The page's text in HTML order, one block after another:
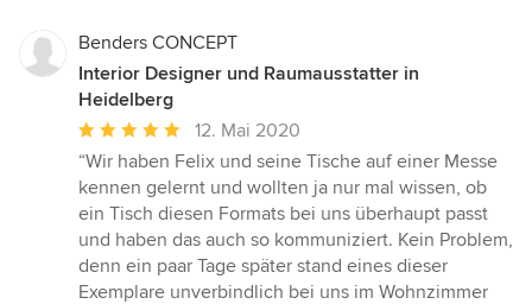
Benders CONCEPT
Interior Designer und Raumausstatter in
Heidelberg
Durchschnittliche
Bewertung:
5
von
5
Sternen
12. Mai 2020
“Wir haben Felix und seine Tische auf einer Messe
kennen gelernt und wollten ja nur mal wissen, ob
ein Tisch diesen Formats bei uns überhaupt passt
und haben das auch so kommuniziert. Kein Problem,
denn ein paar Tage später stand eines dieser
Exemplare unverbindlich bei uns im Wohnzimmer